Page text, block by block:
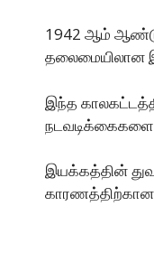
1942 ஆம்
தலைமையிலான
இந்த
நடவடிக்கைகளை
இயக்கத்தின்
காரணத்திற்கான